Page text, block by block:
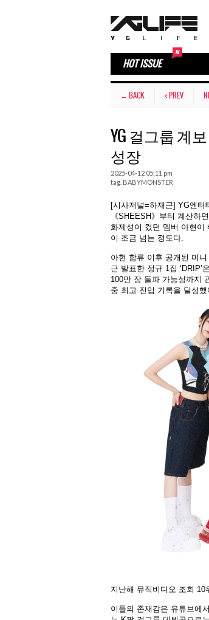
HOT ISSUE
← BACK < PREV
YG 걸그룹 계
성장
2025-04-12 05:11 pm
tag. BABYMONSTER
[시사저널=하재근] YG엔
《SHEESH》부터 계산하
화제성이 컸던 멤버 아현이
이 조금 넘는 정도다.
아현 합류 이후 공개된 미
근 발표한 정규 1집
100만 장 돌파 가능성까지
중 최고 진입 기록을 달성
지난해 뮤직비디오 조회 10
이들의 존재감은 유튜브에